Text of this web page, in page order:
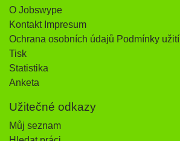
O Jobswype
Kontakt Impresum
Ochrana osobních údajů Podmínky užití
Tisk
Statistika
Anketa
Užitečné odkazy
Můj seznam